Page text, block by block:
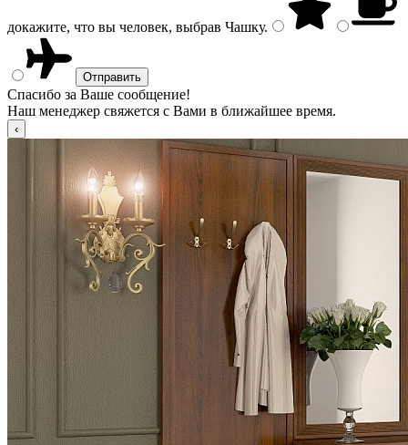
докажите, что вы человек, выбрав Чашку.
Спасибо за Ваше сообщение!
Наш менеджер свяжется с Вами в ближайшее время.